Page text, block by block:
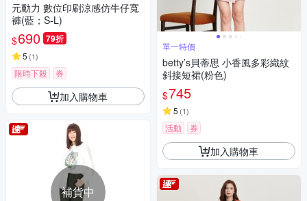
元動力 數位印刷涼感仿牛仔寬
褲(藍；S-L)
$690 79折
5 (1)
限時下殺 券
加入購物車
補貨中
單一特價
betty’s貝蒂思 小香風多彩織紋
斜接短裙(粉色)
$745
5 (1)
活動 券
加入購物車